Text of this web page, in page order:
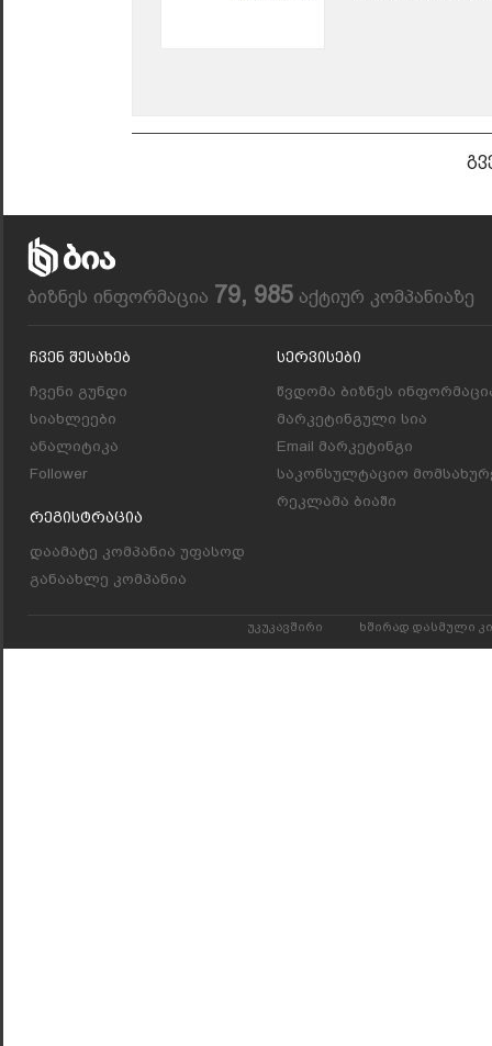
ბიზნეს ინფორმაცია 79, 985 აქტიურ კომპანიაზე
Ჩვენ Შესახებ
ჩვენი გუნდი
სიახლეები
ანალიტიკა
Follower
Რეგისტრაცია
დაამატე კომპანია უფასოდ
განაახლე კომპანია
Სერვისები
წვდომა ბიზნეს
მარკეტინგული სია
Email მარკეტინგი
საკონსულტაციო
რეკლამა ბიაში
უკუკავშირი ხშირად დასმული